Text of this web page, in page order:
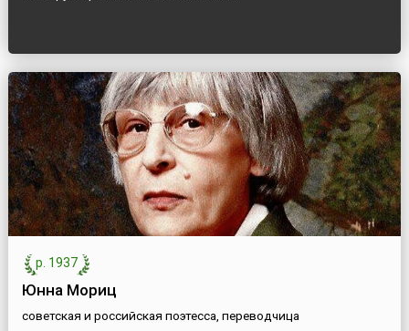
р. 1937
Юнна Мориц
советская и российская поэтесса, переводчица